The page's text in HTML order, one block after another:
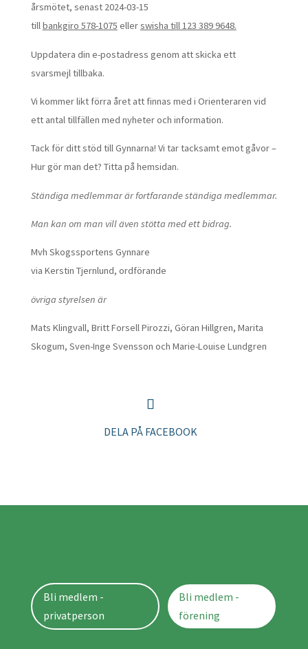
årsmötet, senast 2024-03-15
tillbankgiro 578-1075 ellerswisha till 123 389 9648.
Uppdatera din e-postadress genom att skicka ett
svarsmejl tillbaka.
Vi kommer likt förra året att finnas med i Orienteraren vid
ett antal tillfällen med nyheter och information.
Tack för ditt stöd till Gynnarna! Vi tar tacksamt emot gåvor –
Hur gör man det? Titta på hemsidan.
Ständiga medlemmar är fortfarande ständiga medlemmar.
Man kan om man vill även stötta med ett bidrag.
Mvh Skogssportens Gynnare
via Kerstin Tjernlund, ordförande
övriga styrelsen är
Mats Klingvall, Britt Forsell Pirozzi, Göran Hillgren, Marita
Skogum, Sven-Inge Svensson och Marie-Louise Lundgren
DELA PÅ FACEBOOK
Bli medlem -
privatperson
Bli medlem -
förening